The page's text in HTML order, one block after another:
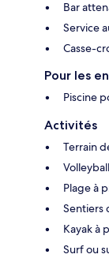
Bar
Service
Casse-
Pour les
Piscine
Activités
Terrain
Volleyball
Plage à
Sentiers
Kayak à
Surf ou